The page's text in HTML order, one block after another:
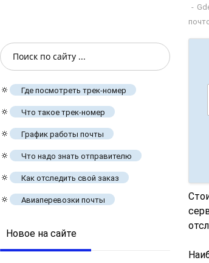
-
🔅 Где посмотреть трек-номер
🔅 Что такое трек-номер
🔅 График работы почты
🔅 Что надо знать отправителю
🔅 Как отследить свой заказ
🔅 Авиаперевозки почты
Новое на сайте